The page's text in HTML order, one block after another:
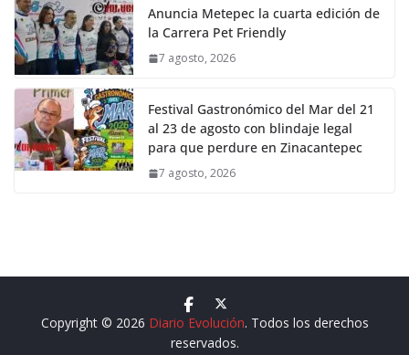
Anuncia Metepec la cuarta edición de
la Carrera Pet Friendly
7 agosto, 2026
Festival Gastronómico del Mar del 21
al 23 de agosto con blindaje legal
para que perdure en Zinacantepec
7 agosto, 2026
Copyright © 2026 Diario Evolución. Todos los derechos
reservados.